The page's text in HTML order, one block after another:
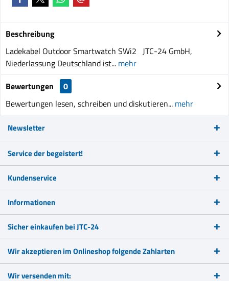
Beschreibung
Ladekabel Outdoor Smartwatch SWi2 JTC-24 GmbH,
Niederlassung Deutschland ist... mehr
Bewertungen
0
Bewertungen lesen, schreiben und diskutieren... mehr
Newsletter
Service der begeistert!
Kundenservice
Informationen
Sicher einkaufen bei JTC-24
Wir akzeptieren im Onlineshop folgende Zahlarten
Wir versenden mit: